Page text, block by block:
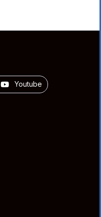
Youtube